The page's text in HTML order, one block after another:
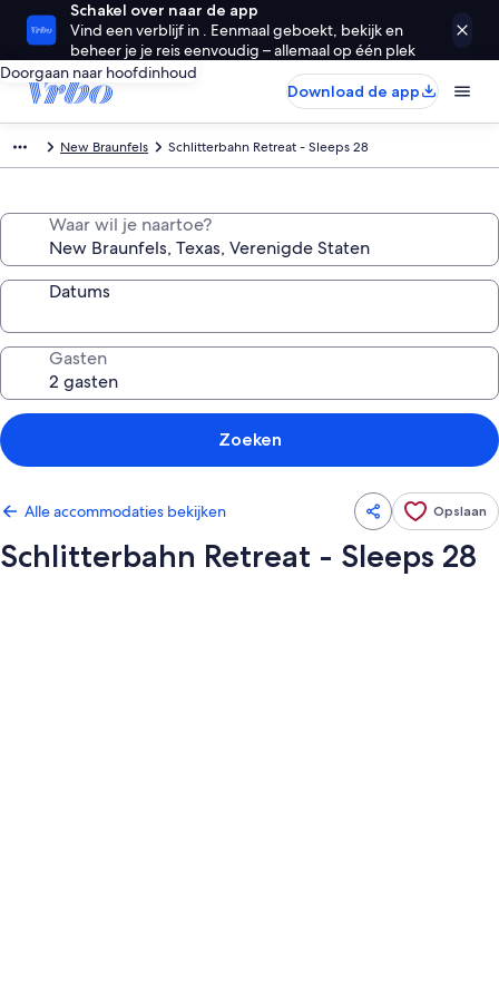
Schakel over naar de app
Vind een verblijf in . Eenmaal geboekt, bekijk en
beheer je je reis eenvoudig – allemaal op één plek
Doorgaan naar hoofdinhoud
Download de app
New Braunfels Schlitterbahn Retreat - Sleeps 28
Waar wil je naartoe?
Datums
Gasten
Zoeken
Alle accommodaties bekijken Opslaan
Schlitterbahn Retreat - Sleeps 28